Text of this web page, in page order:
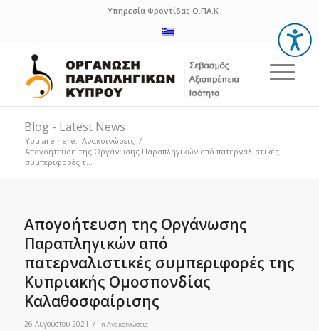
Υπηρεσία Φροντίδας Ο.ΠΑ.Κ
Blog - Latest News
You are here: Ανακοινώσεις /
Απογοήτευση της Οργάνωσης Παραπληγικών από πατερναλιστικές
συμπεριφορές τ...
Απογοήτευση της Οργάνωσης
Παραπληγικών από
πατερναλιστικές συμπεριφορές της
Κυπριακής Ομοσπονδίας
Καλαθοσφαίρισης
26 Αυγούστου 2021 / in Ανακοινώσεις